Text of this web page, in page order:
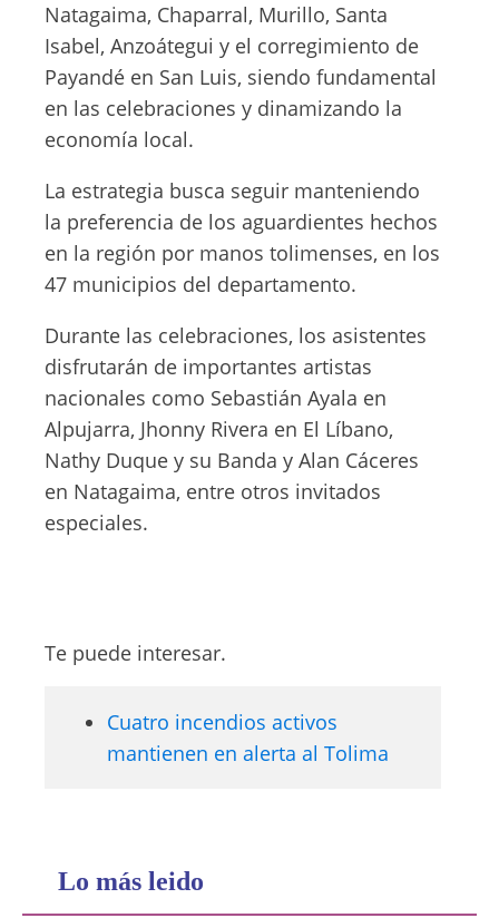
Natagaima, Chaparral, Murillo, Santa
Isabel, Anzoátegui y el corregimiento de
Payandé en San Luis, siendo fundamental
en las celebraciones y dinamizando la
economía local.
La estrategia busca seguir manteniendo
la preferencia de los aguardientes hechos
en la región por manos tolimenses, en los
47 municipios del departamento.
Durante las celebraciones, los asistentes
disfrutarán de importantes artistas
nacionales como Sebastián Ayala en
Alpujarra, Jhonny Rivera en El Líbano,
Nathy Duque y su Banda y Alan Cáceres
en Natagaima, entre otros invitados
especiales.
Te puede interesar.
Cuatro incendios activos
mantienen en alerta al Tolima
Lo más leido